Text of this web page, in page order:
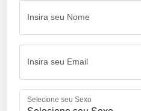
Insira seu Nome
Insira seu Email
Selecione seu Sexo